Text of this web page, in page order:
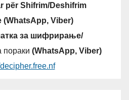
për Shifrim/Deshifrim
(WhatsApp, Viber)
за шифрирање/
пораки (WhatsApp, Viber)